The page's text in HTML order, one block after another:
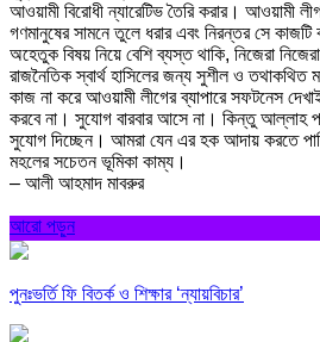
আওয়ামী বিরোধী ন্যারেটিভ তৈরি করার। আওয়ামী
গণমানুষের সামনে তুলে ধরার এবং নিরন্তর সে
অহেতুক বিষয় নিয়ে বেশি ব্যস্ত থাকি, নিজেরা
রাজনৈতিক স্বার্থ হাসিলের জন্য সুশীল ও তথাকথিত
কাজ না করে আওয়ামী লীগের ব্যাপারে সফটনেস
করবে না। সুযোগ বারবার আসে না। কিন্তু আল্লাহ
সুযোগ দিচ্ছেন। আমরা যেন এর হক আদায় করতে
মহলের সচেতন ভূমিকা কাম্য।
– আলী আহমাদ মাবরুর
আরো পড়ুন
পুনঃভর্তি ফি বিতর্ক ও শিক্ষার ‘ন্যায়বিচার’